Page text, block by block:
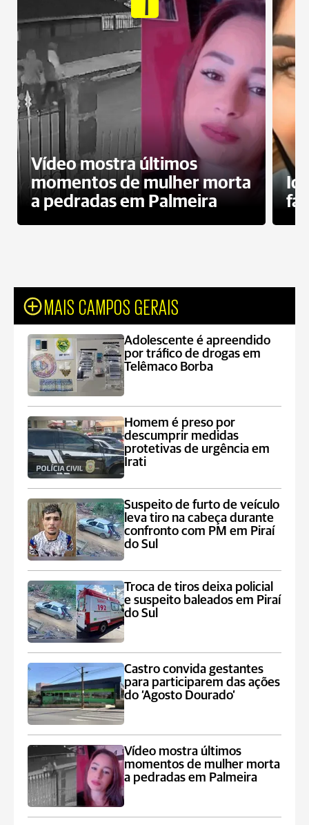
Vídeo mostra últimos
momentos de mulher morta
a pedradas em Palmeira
MAIS CAMPOS GERAIS
Adolescente é apreendido
por tráfico de drogas em
Telêmaco Borba
Homem é preso por
descumprir medidas
protetivas de urgência em
Irati
Suspeito de furto de veículo
leva tiro na cabeça durante
confronto com PM em Piraí
do Sul
Troca de tiros deixa policial
e suspeito baleados em Piraí
do Sul
Castro convida gestantes
para participarem das ações
do ‘Agosto Dourado’
Vídeo mostra últimos
momentos de mulher morta
a pedradas em Palmeira